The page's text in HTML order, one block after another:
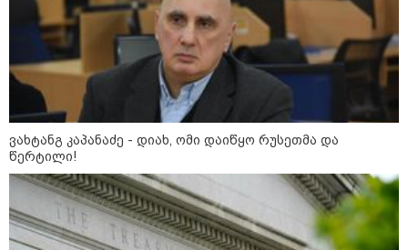
12:34 / 08-08-2026
რას აცხადებს ირაკლი კობახიძე
ელექტროენერგიის რამდენჯერმე
გათიშვასთან დაკავშირებით?
19:32 / 08-08-2026
საქართველოს
თავისუფლებისთვის შეწირული
გმირების მემორიალზე
გაკეთდა" - "ნაციონალური
მოძრაობა"
ვახტანგ კაპანაძე - დიახ, ომი დაიწყო რუსეთმა და
წერტილი!